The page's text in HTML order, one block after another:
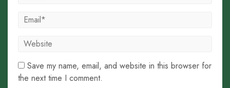
Save my name, email, and website in this browser for
the next time I comment.